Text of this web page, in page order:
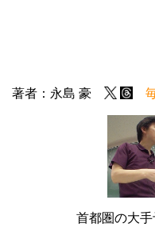
著者：永島 豪
首都圏の大手